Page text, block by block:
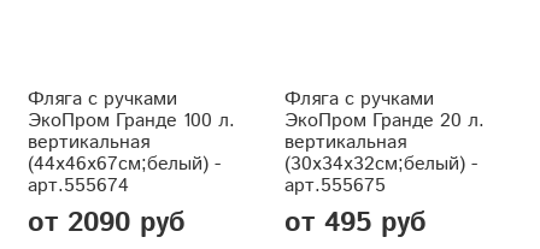
Фляга с ручками
ЭкоПром Гранде 100 л.
вертикальная
(44x46x67см;белый) -
арт.555674
от 2090 руб
Фляга с ручками
ЭкоПром Гранде 20 л.
вертикальная
(30x34x32см;белый) -
арт.555675
от 495 руб